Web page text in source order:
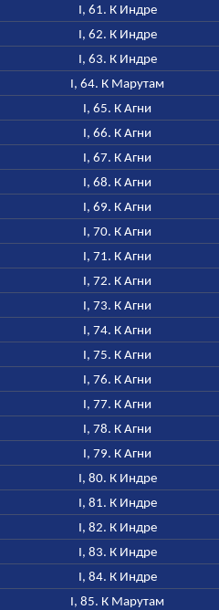
I, 61. К Индре
I, 62. К Индре
I, 63. К Индре
I, 64. К Марутам
I, 65. К Агни
I, 66. К Агни
I, 67. К Агни
I, 68. К Агни
I, 69. К Агни
I, 70. К Агни
I, 71. К Агни
I, 72. К Агни
I, 73. К Агни
I, 74. К Агни
I, 75. К Агни
I, 76. К Агни
I, 77. К Агни
I, 78. К Агни
I, 79. К Агни
I, 80. К Индре
I, 81. К Индре
I, 82. К Индре
I, 83. К Индре
I, 84. К Индре
I, 85. К Марутам